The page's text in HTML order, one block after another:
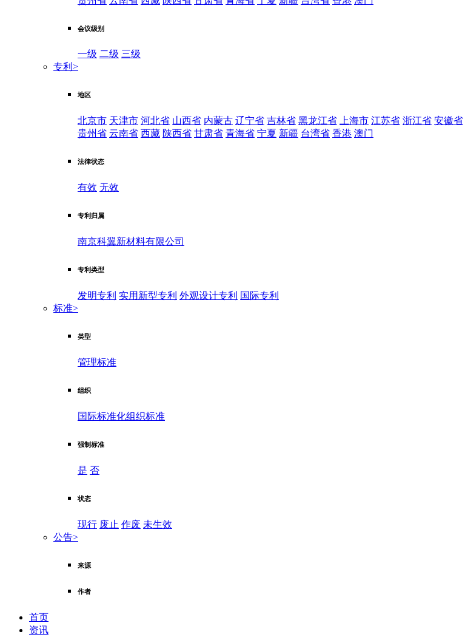
会议级别
一级 二级 三级
专利 >
地区
北京市 天津市 河北省 山西省 内蒙古 辽宁省 吉林省 黑龙江省 上海市 江苏省 浙江省 安徽省
贵州省 云南省 西藏 陕西省 甘肃省 青海省 宁夏 新疆 台湾省 香港 澳门
法律状态
有效 无效
专利归属
南京科翼新材料有限公司
专利类型
发明专利 实用新型专利 外观设计专利 国际专利
标准>
类型
管理标准
组织
国际标准化组织标准
强制标准
是 否
状态
现行 废止 作废 未生效
公告>
来源
作者
首页
资讯